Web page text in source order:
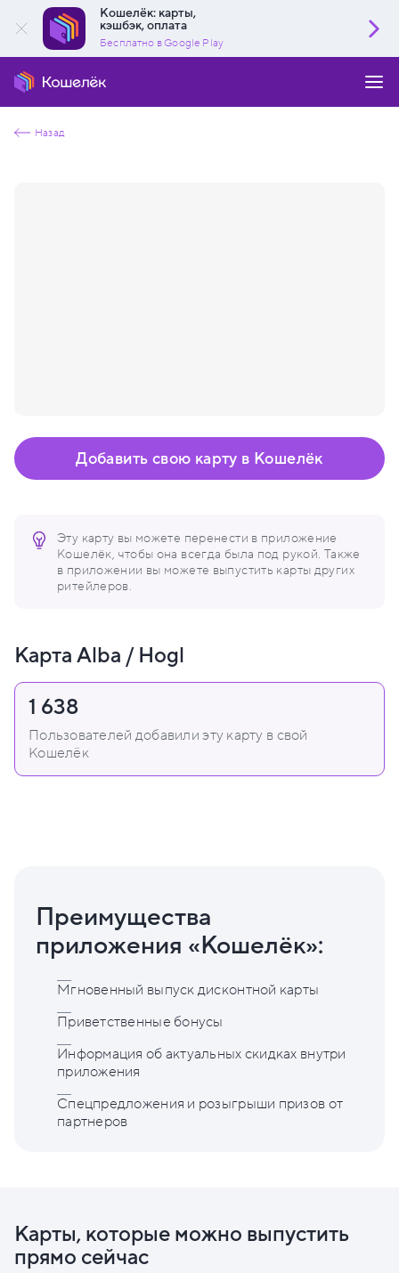
Кошелёк: карты,
кэшбэк, оплата
Бесплатно в Google Play
Назад
Эту карту вы можете перенести в приложение
Кошелёк, чтобы она всегда была под рукой. Также
в приложении вы можете выпустить карты других
ритейлеров.
Добавить свою карту в Кошелёк
Карта Alba / Hogl
1 638
Пользователей добавили эту карту в свой
Кошелёк
Преимущества
приложения «Кошелёк»:
Мгновенный выпуск дисконтной карты
Приветственные бонусы
Информация об актуальных скидках внутри
приложения
Спецпредложения и розыгрыши призов от
партнеров
Карты, которые можно выпустить
прямо сейчас